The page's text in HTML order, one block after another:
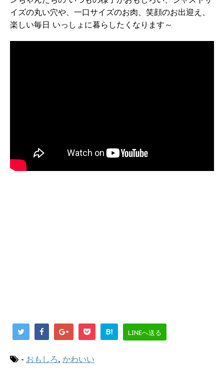
イズの丸い穴や、一口サイズのお肉、笑顔のお出迎え、
楽しい毎日 いっしょに暮らしたくなります～
B! LINEへ送る
- おもしろ, かわいい